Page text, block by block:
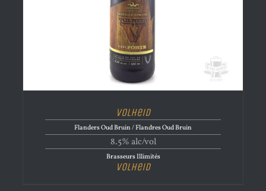
Volheid
Flanders Oud Bruin / Flandres Oud Bruin
8.5% alc/vol
Brasseurs Illimités
Volheid